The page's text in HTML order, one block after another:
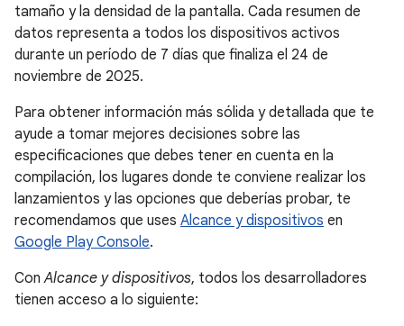
tamaño y la densidad de la pantalla. Cada resumen de
datos representa a todos los dispositivos activos
durante un período de 7 días que finaliza el 24 de
noviembre de 2025.
Para obtener información más sólida y detallada que te
ayude a tomar mejores decisiones sobre las
especificaciones que debes tener en cuenta en la
compilación, los lugares donde te conviene realizar los
lanzamientos y las opciones que deberías probar, te
recomendamos que uses Alcance y dispositivos en
Google Play Console.
ConAlcance y dispositivos, todos los desarrolladores
tienen acceso a lo siguiente: